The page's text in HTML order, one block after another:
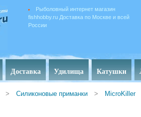
Рыболовный интернет магазин
fishhobby.ru Доставка по Москве и всей
России
Доставка Удилища Катушки
> Силиконовые приманки >
MicroKiller